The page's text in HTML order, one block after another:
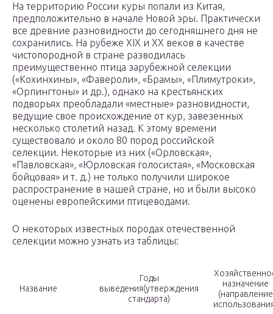
На территорию России куры попали из Китая,
предположительно в начале Новой эры. Практически
все древние разновидности до сегодняшнего дня не
сохранились. На рубеже XIX и XX веков в качестве
чистопородной в стране разводилась
преимущественно птица зарубежной селекции
(«Кохинхины», «Фавероли», «Брамы», «Плимутроки»,
«Орпингтоны» и др.), однако на крестьянских
подворьях преобладали «местные» разновидности,
ведущие свое происхождение от кур, завезенных
несколько столетий назад. К этому времени
существовало и около 80 пород российской
селекции. Некоторые из них («Орловская»,
«Павловская», «Юрловская голосистая», «Московская
бойцовая» и т. д.) не только получили широкое
распространение в нашей стране, но и были высоко
оценены европейскими птицеводами.
О некоторых известных породах отечественной
селекции можно узнать из таблицы:
Название
Годы
выведения(утверждения
стандарта)
назначение
(направление